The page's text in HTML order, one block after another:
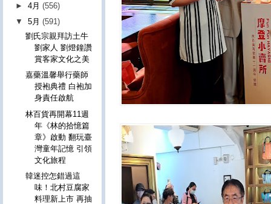
►4月(556)
▼5月(591)
劉氏宗親拜訪土牛
劉家人 劉燈鐘讚
賞客家文化之美
嘉藥溫馨舉行藥師
授袍典禮 白袍加
身責任啟航
林百貨再開幕11週
年《林的拾憶篇
章》啟動 翻玩臺
灣童年記憶 引領
文化旅程
韓迷控怎錯過這
味！北村豆腐家
料理新上市 再抽